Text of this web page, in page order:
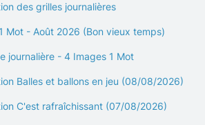
des grilles journalières
Mot - Août 2026 (Bon vieux temps)
journalière - 4 Images 1 Mot
Balles et ballons en jeu (08/08/2026)
C'est rafraîchissant (07/08/2026)